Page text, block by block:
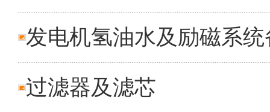
发电机氢油水及励磁系统
过滤器及滤芯